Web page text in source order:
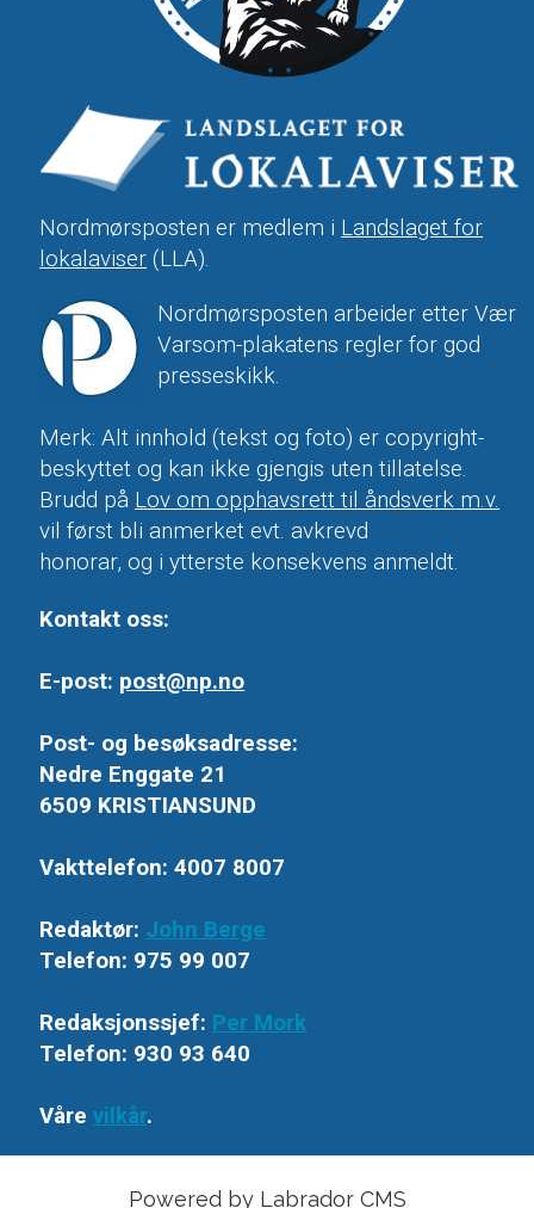
Nordmørsposten er medlem i Landslaget for
lokalaviser (LLA).
Nordmørsposten arbeider etter Vær
Varsom-plakatens regler for god
presseskikk.
Merk: Alt innhold (tekst og foto) er copyright-
beskyttet og kan ikke gjengis uten tillatelse.
Brudd på Lov om opphavsrett til åndsverk m.v.
vil først bli anmerket evt. avkrevd
honorar, og i ytterste konsekvens anmeldt.
Kontakt oss:
E-post: post@np.no
Post- og besøksadresse:
Nedre Enggate 21
6509 KRISTIANSUND
Vakttelefon: 4007 8007
Redaktør: John Berge
Telefon: 975 99 007
Redaksjonssjef: Per Mork
Telefon: 930 93 640
Vårevilkår.
Powered by Labrador CMS